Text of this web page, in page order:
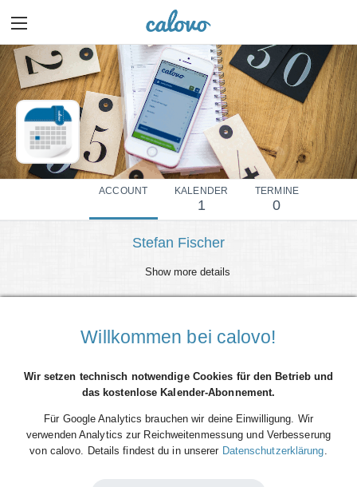
ACCOUNT KALENDER
1
TERMINE
0
Stefan Fischer
Show more details
Willkommen bei calovo!
Wir setzen technisch notwendige Cookies für den Betrieb und
das kostenlose Kalender-Abonnement.
Für Google Analytics brauchen wir deine Einwilligung. Wir
verwenden Analytics zur Reichweitenmessung und Verbesserung
von calovo. Details findest du in unserer Datenschutzerklärung